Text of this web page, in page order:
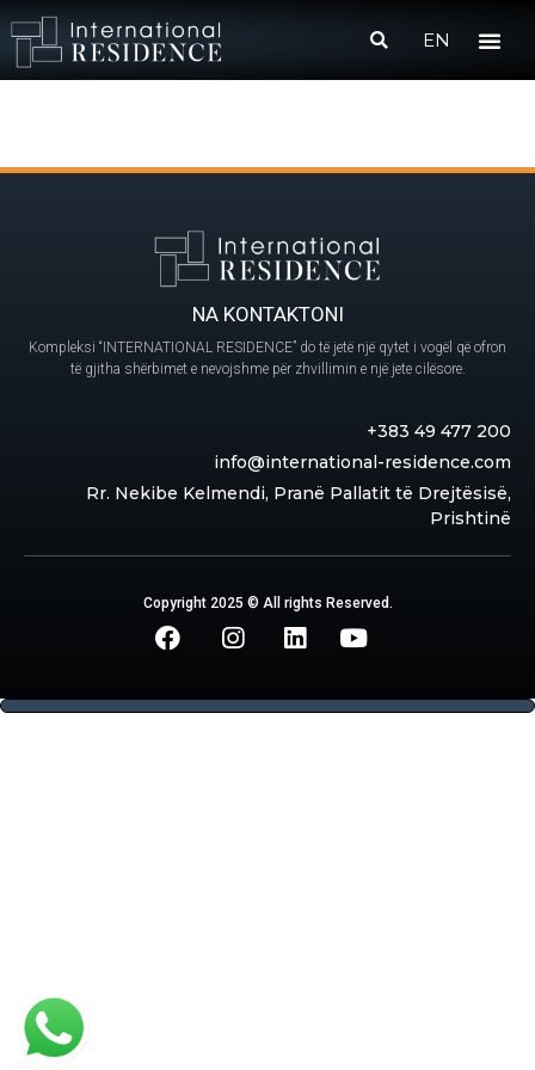
EN
NA KONTAKTONI
Kompleksi “INTERNATIONAL RESIDENCE” do të jetë një qytet i vogël që ofron
të gjitha shërbimet e nevojshme për zhvillimin e një jete cilësore.
+383 49 477 200
info@international-residence.com
Rr. Nekibe Kelmendi, Pranë Pallatit të Drejtësisë,
Prishtinë
Copyright 2025 © All rights Reserved.